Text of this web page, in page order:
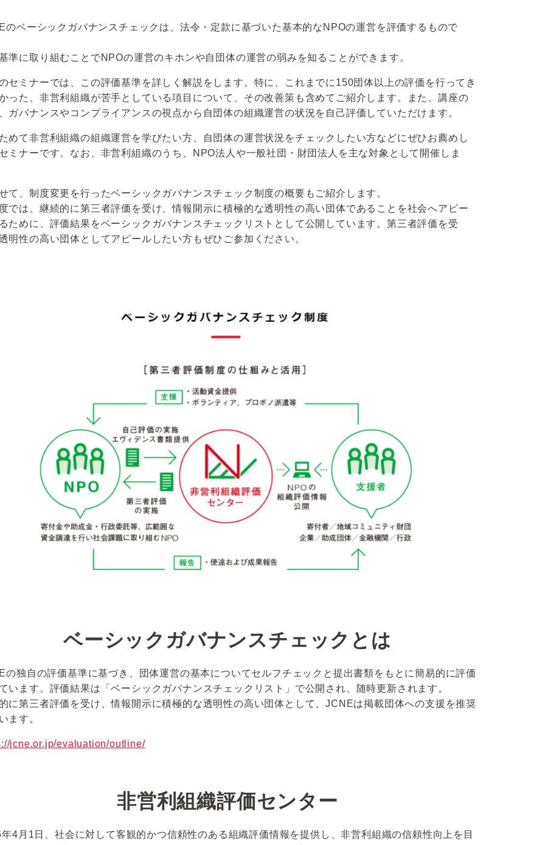
のベーシックガバナンスチェックは、 法令・定款に基づいた基本的なNPOの運営を評価するもので
準に取り組むことでNPOの運営のキホンや自団体の運営の弱みを知ることができます。
セミナーでは、この評価基準を詳しく解説をします。特に、これまでに150団体以上の評価を行ってき
った、非営利組織が苦手としている項目について、その改善策も含めてご紹介します。また、講座の
ガバナンスやコンプライアンスの視点から自団体の組織運営の状況を自己評価していただけます。
めて非営利組織の組織運営を学びたい方、自団体の運営状況をチェックしたい方などにぜひお薦めし
ミナーです。なお、非営利組織のうち、NPO法人や一般社団・財団法人を主な対象として開催しま
て、制度変更を行ったベーシックガバナンスチェック制度の概要もご紹介します。
では、継続的に第三者評価を受け、情報開示に積極的な透明性の高い団体であることを社会へアピー
ために、評価結果をベーシックガバナンスチェックリストとして公開しています。第三者評価を受
明性の高い団体としてアピールしたい方もぜひご参加ください。
ベーシックガバナンスチェックとは
の独自の評価基準に基づき、団体運営の基本についてセルフチェックと提出書類をもとに簡易的に評価
います。評価結果は「ベーシックガバナンスチェックリスト」で公開され、随時更新されます。
に第三者評価を受け、情報開示に積極的な透明性の高い団体として、JCNEは掲載団体への支援を推奨
ます。
jcne.or.jp/evaluation/outline/
非営利組織評価センター
4月1日、社会に対して客観的かつ信頼性のある組織評価情報を提供し、非営利組織の信頼性向上を目